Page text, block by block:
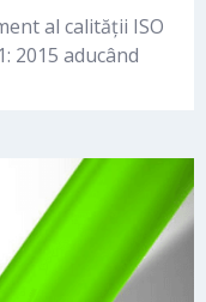
al calității ISO
2015 aducând